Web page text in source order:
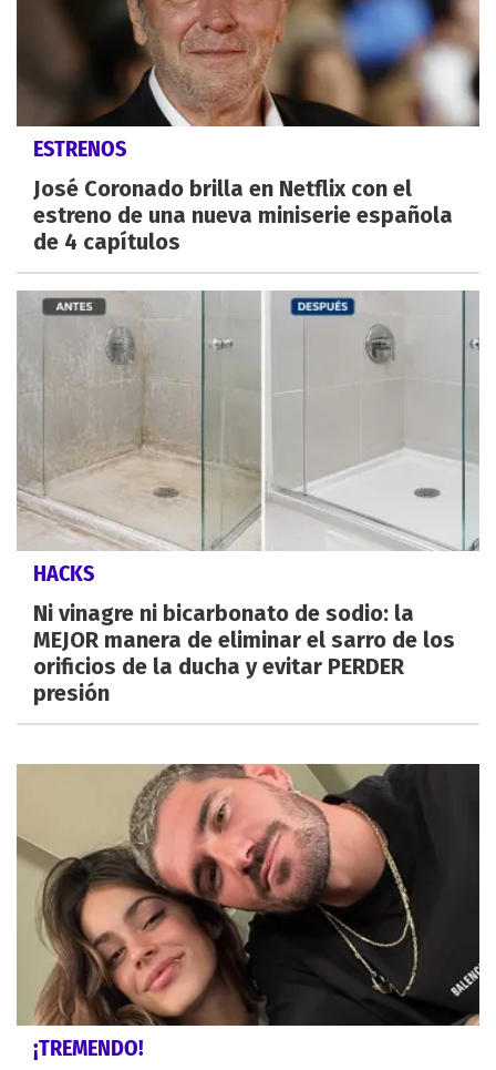
ESTRENOS
José Coronado brilla en Netflix con el
estreno de una nueva miniserie española
de 4 capítulos
HACKS
Ni vinagre ni bicarbonato de sodio: la
MEJOR manera de eliminar el sarro de los
orificios de la ducha y evitar PERDER
presión
¡TREMENDO!